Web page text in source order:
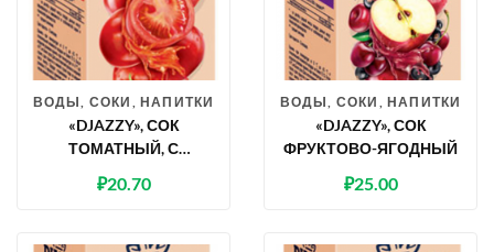
ВОДЫ, СОКИ, НАПИТКИ
«DJAZZY», СОК
ТОМАТНЫЙ, С
₽20.70
ВОДЫ, СОКИ, НАПИТКИ
«DJAZZY», СОК
ФРУКТОВО-ЯГОДНЫЙ
₽25.00